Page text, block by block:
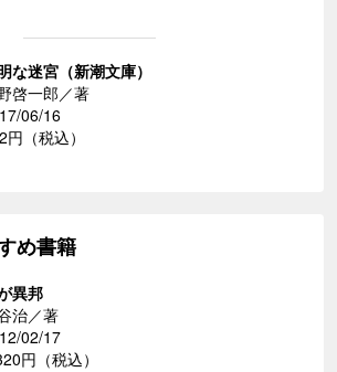
な迷宮（新潮文庫）
啓一郎／著
06/16
円（税込）
め書籍
異邦
治／著
02/17
円（税込）